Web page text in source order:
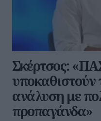
Σκέρτσος:
υποκαθιστούν
ανάλυση με
προπαγάνδα»